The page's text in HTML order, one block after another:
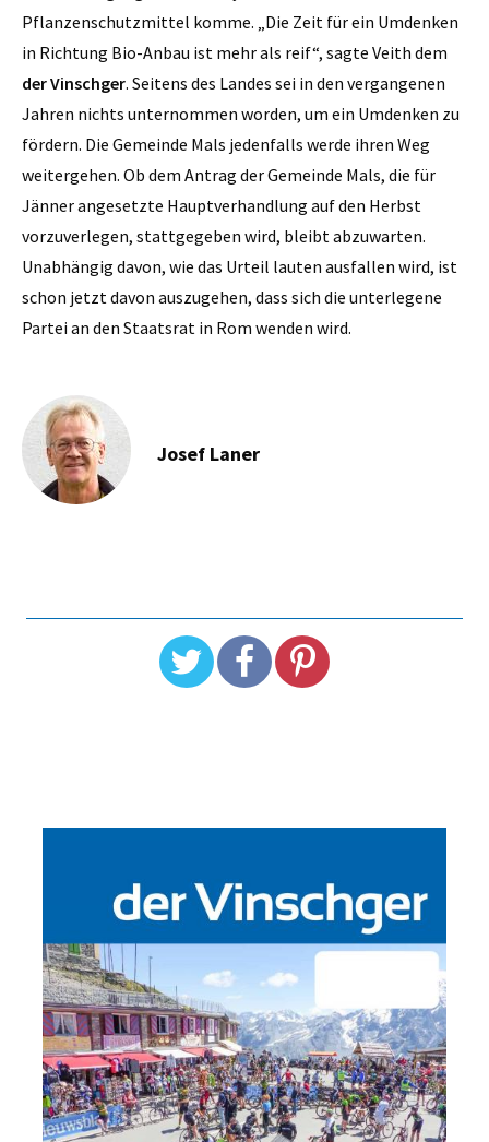
Pflanzenschutzmittel komme. „Die Zeit für ein Umdenken
in Richtung Bio-Anbau ist mehr als reif“, sagte Veith dem
der Vinschger. Seitens des Landes sei in den vergangenen
Jahren nichts unternommen worden, um ein Umdenken zu
fördern. Die Gemeinde Mals jedenfalls werde ihren Weg
weitergehen. Ob dem Antrag der Gemeinde Mals, die für
Jänner angesetzte Hauptverhandlung auf den Herbst
vorzuverlegen, stattgegeben wird, bleibt abzuwarten.
Unabhängig davon, wie das Urteil lauten ausfallen wird, ist
schon jetzt davon auszugehen, dass sich die unterlegene
Partei an den Staatsrat in Rom wenden wird.
Josef Laner